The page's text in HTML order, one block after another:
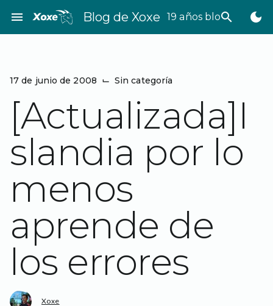
contenido
menu Blog de Xoxe 19 años bloggeando
search dark_mode
17 de junio de 2008 ⌙ Sin categoría
[Actualizada]I
slandia por lo
menos
aprende de
los errores
Xoxe